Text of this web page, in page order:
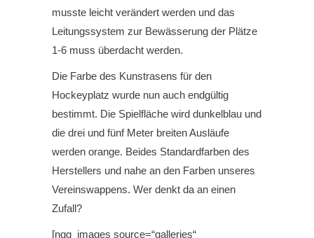
musste leicht verändert werden und das
Leitungssystem zur Bewässerung der Plätze
1-6 muss überdacht werden.
Die Farbe des Kunstrasens für den
Hockeyplatz wurde nun auch endgültig
bestimmt. Die Spielfläche wird dunkelblau und
die drei und fünf Meter breiten Ausläufe
werden orange. Beides Standardfarben des
Herstellers und nahe an den Farben unseres
Vereinswappens. Wer denkt da an einen
Zufall?
[ngg_images source=“galleries“